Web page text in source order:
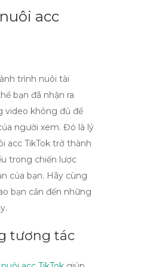
acc
trình nuôi tài
bạn đã nhận ra
video không đủ để
người xem. Đó là lý
acc TikTok trở thành
trong chiến lược
của bạn. Hãy cùng
bạn cần đến những
tương tác